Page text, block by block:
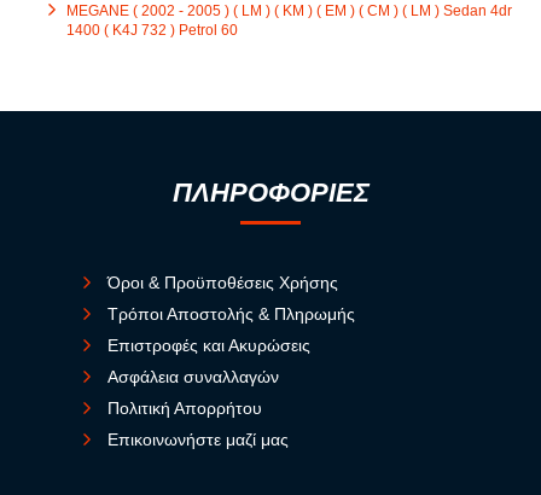
MEGANE ( 2002 - 2005 ) ( LM ) ( KM ) ( EM ) ( CM ) ( LM ) Sedan 4dr
1400 ( K4J 732 ) Petrol 60
ΠΛΗΡΟΦΟΡΙΕΣ
Όροι & Προϋποθέσεις Χρήσης
Τρόποι Αποστολής & Πληρωμής
Επιστροφές και Ακυρώσεις
Ασφάλεια συναλλαγών
Πολιτική Απορρήτου
Επικοινωνήστε μαζί μας